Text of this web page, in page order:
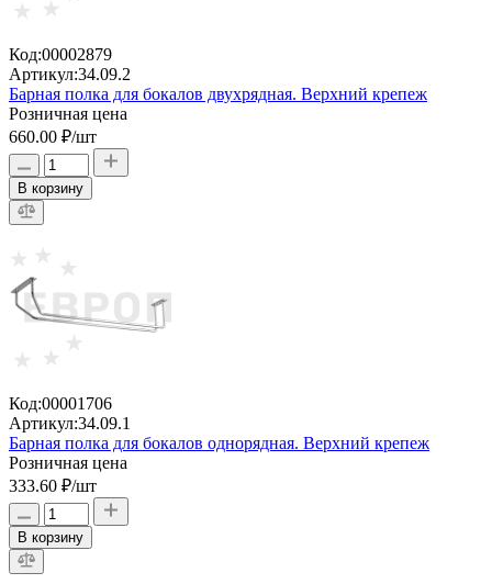
Код:00002879
Артикул:34.09.2
Барная полка для бокалов двухрядная. Верхний крепеж
Розничная цена
660.00 ₽/шт
В корзину
Код:00001706
Артикул:34.09.1
Барная полка для бокалов однорядная. Верхний крепеж
Розничная цена
333.60 ₽/шт
В корзину